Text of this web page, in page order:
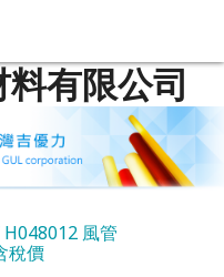
有限公司
H048012 風管
稅價